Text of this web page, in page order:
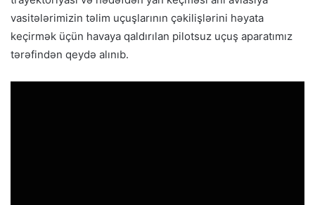
vasitələrimizin təlim uçuşlarının çəkilişlərini həyata
keçirmək üçün havaya qaldırılan pilotsuz uçuş aparatımız
tərəfindən qeydə alınıb.